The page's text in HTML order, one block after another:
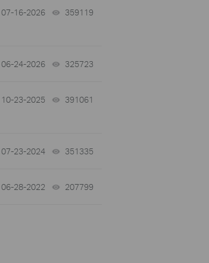
07-16-2026 359119
06-24-2026 325723
10-23-2025 391061
07-23-2024 351335
06-28-2022 207799